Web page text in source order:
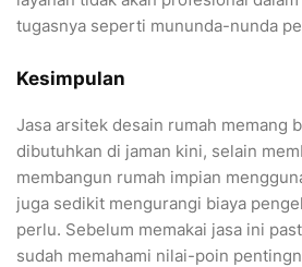
tugasnya seperti mununda-nunda
Kesimpulan
Jasa arsitek desain rumah memang
dibutuhkan di jaman kini, selain
membangun rumah impian
juga sedikit mengurangi biaya
perlu. Sebelum memakai jasa ini
sudah memahami nilai-poin